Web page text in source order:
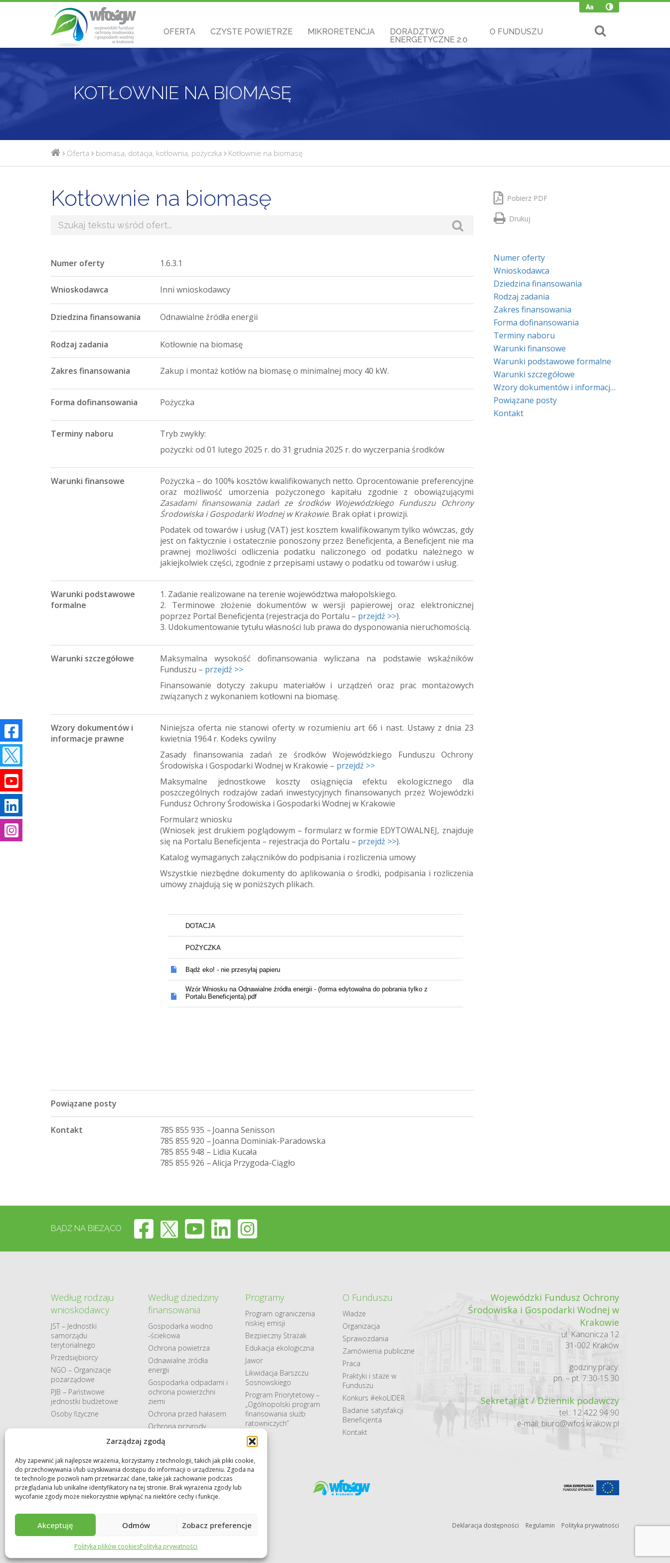
Zarządzaj zgodą
Aby zapewnić jak najlepsze wrażenia, korzystamy z technologii, takich jak pliki cookie,
do przechowywania i/lub uzyskiwania dostępu do informacji o urządzeniu. Zgoda na
te technologie pozwoli nam przetwarzać dane, takie jak zachowanie podczas
przeglądania lub unikalne identyfikatory na tej stronie. Brak wyrażenia zgody lub
wycofanie zgody może niekorzystnie wpłynąć na niektóre cechy i funkcje.
Akceptuję Odmów Zobacz preferencje
Polityka plików cookiesPolityka prywatności
OFERTA CZYSTE POWIETRZE MIKRORETENCJA
DORADZTWO
ENERGETYCZNE 2.0
O FUNDUSZU
KOTŁOWNIE NA BIOMASĘ
Oferta biomasa, dotacja, kotłownia, pożyczka Kotłownie na biomasę
Kotłownie na biomasę Pobierz PDF
Drukuj
Numer oferty 1.6.3.1
Wnioskodawca Inni wnioskodawcy
Dziedzina finansowania Odnawialne źródła energii
Rodzaj zadania Kotłownie na biomasę
Zakres finansowania Zakup i montaż kotłów na biomasę o minimalnej mocy 40 kW.
Forma dofinansowania Pożyczka
Terminy naboru
Tryb zwykły:
pożyczki: od 01 lutego 2025 r. do 31 grudnia 2025 r. do wyczerpania środków
Warunki finansowe
Pożyczka – do 100% kosztów kwalifikowanych netto. Oprocentowanie preferencyjne
oraz możliwość umorzenia pożyczonego kapitału zgodnie z obowiązującymi
Zasadami finansowania zadań ze środków Wojewódzkiego Funduszu Ochrony
Środowiska i Gospodarki Wodnej w Krakowie. Brak opłat i prowizji.
Podatek od towarów i usług (VAT) jest kosztem kwalifikowanym tylko wówczas, gdy
jest on faktycznie i ostatecznie ponoszony przez Beneficjenta, a Beneficjent nie ma
prawnej możliwości odliczenia podatku naliczonego od podatku należnego w
jakiejkolwiek części, zgodnie z przepisami ustawy o podatku od towarów i usług.
Warunki podstawowe
formalne
1. Zadanie realizowane na terenie województwa małopolskiego.
2. Terminowe złożenie dokumentów w wersji papierowej oraz elektronicznej
poprzez Portal Beneficjenta (rejestracja do Portalu – przejdź >>).
3. Udokumentowanie tytułu własności lub prawa do dysponowania nieruchomością.
Warunki szczegółowe
Maksymalna wysokość dofinansowania wyliczana na podstawie wskaźników
Funduszu – przejdź >>
Finansowanie dotyczy zakupu materiałów i urządzeń oraz prac montażowych
związanych z wykonaniem kotłowni na biomasę.
Wzory dokumentów i
informacje prawne
Niniejsza oferta nie stanowi oferty w rozumieniu art 66 i nast. Ustawy z dnia 23
kwietnia 1964 r. Kodeks cywilny
Zasady finansowania zadań ze środków Wojewódzkiego Funduszu Ochrony
Środowiska i Gospodarki Wodnej w Krakowie – przejdź >>
Maksymalne jednostkowe koszty osiągnięcia efektu ekologicznego dla
poszczególnych rodzajów zadań inwestycyjnych finansowanych przez Wojewódzki
Fundusz Ochrony Środowiska i Gospodarki Wodnej w Krakowie
Formularz wniosku
(Wniosek jest drukiem poglądowym – formularz w formie EDYTOWALNEJ, znajduje
się na Portalu Beneficjenta – rejestracja do Portalu – przejdź >>).
Katalog wymaganych załączników do podpisania i rozliczenia umowy
Wszystkie niezbędne dokumenty do aplikowania o środki, podpisania i rozliczenia
umowy znajdują się w poniższych plikach.
Powiązane posty
Kontakt 785 855 935 –Joanna Senisson
785 855 920 –Joanna Dominiak-Paradowska
785 855 948 – Lidia Kucała
785 855 926 –Alicja Przygoda-Ciągło
Numer oferty
Wnioskodawca
Dziedzina finansowania
Rodzaj zadania
Zakres finansowania
Forma dofinansowania
Terminy naboru
Warunki finansowe
Warunki podstawowe formalne
Warunki szczegółowe
Wzory dokumentów i informacje prawne
Powiązane posty
Kontakt
BĄDŹ NA BIEŻĄCO
Według rodzaju
wnioskodawcy
JST – Jednostki
samorządu
terytorialnego
Przedsiębiorcy
NGO – Organizacje
pozarządowe
PJB – Państwowe
jednostki budżetowe
Osoby fizyczne
Według dziedziny
finansowania
Gospodarka​ wodno​
-ściekowa
Ochrona powietrza
Odnawialne​ źródła​
energii
Gospodarka odpadami i
ochrona powierzchni
ziemi
Ochrona przed hałasem
Ochrona przyrody
Pozostałe
Programy
Program ograniczenia
niskiej emisji
Bezpieczny Strażak
Edukacja ekologiczna
Jawor
Likwidacja Barszczu
Sosnowskiego
Program Priorytetowy –
„Ogólnopolski program
finansowania służb
ratowniczych”
O Funduszu
Władze
Organizacja
Sprawozdania
Zamówienia publiczne
Praca
Praktyki i staże w
Funduszu
Konkurs #ekoLIDER
Badanie satysfakcji
Beneficjenta
Kontakt
Wojewódzki Fundusz Ochrony
Środowiska i Gospodarki Wodnej w
Krakowie
ul. Kanonicza 12
31-002 Kraków
godziny pracy:
pn. – pt. 7:30-15:30
Sekretariat / Dziennik podawczy
tel.: 12 422 94 90
e-mail: biuro@wfos.krakow.pl
Copyright © 2026 WFOŚiGW w Krakowie. Wszystkie prawa zastrzeżone. Deklaracja dostępności Regulamin Polityka prywatności